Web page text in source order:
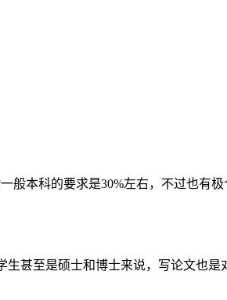
般本科的要求是30%左右，不过也有
甚至是硕士和博士来说，写论文也